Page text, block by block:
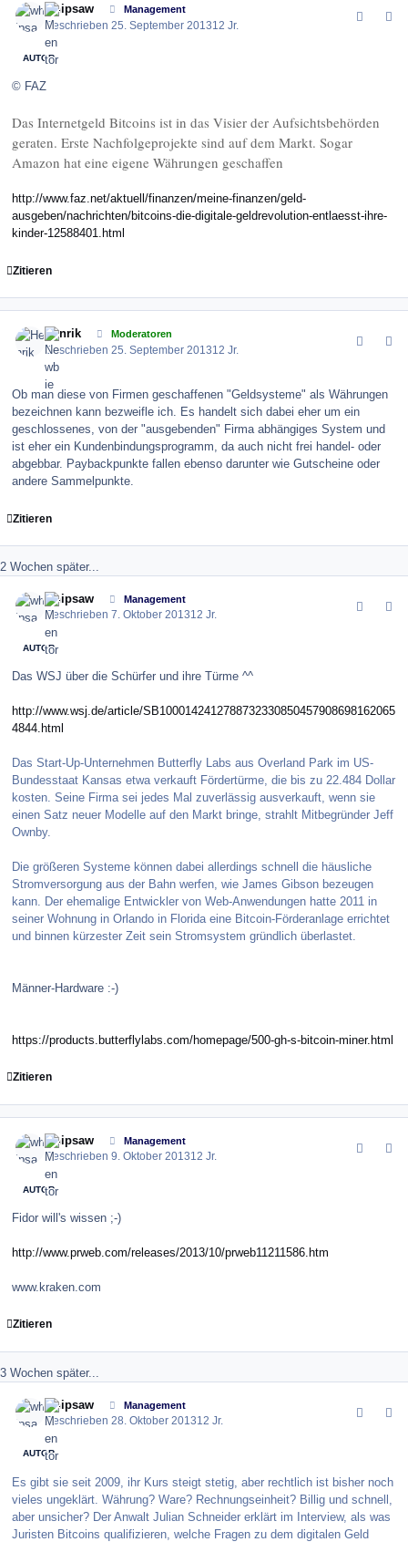
whipsaw Management
Geschrieben25. September 201312 Jr.
AUTOR
© FAZ
Das Internetgeld Bitcoins ist in das Visier der Aufsichtsbehörden
geraten. Erste Nachfolgeprojekte sind auf dem Markt. Sogar
Amazon hat eine eigene Währungen geschaffen
http://www.faz.net/aktuell/finanzen/meine-finanzen/geld-
ausgeben/nachrichten/bitcoins-die-digitale-geldrevolution-entlaesst-ihre-
kinder-12588401.html
Zitieren
Henrik Moderatoren
Geschrieben25. September 201312 Jr.
Ob man diese von Firmen geschaffenen "Geldsysteme" als Währungen
bezeichnen kann bezweifle ich. Es handelt sich dabei eher um ein
geschlossenes, von der "ausgebenden" Firma abhängiges System und
ist eher ein Kundenbindungsprogramm, da auch nicht frei handel- oder
abgebbar. Paybackpunkte fallen ebenso darunter wie Gutscheine oder
andere Sammelpunkte.
Zitieren
2 Wochen später...
whipsaw Management
Geschrieben7. Oktober 201312 Jr.
AUTOR
Das WSJ über die Schürfer und ihre Türme ^^
http://www.wsj.de/article/SB1000142412788732330850457908698162065
4844.html
Das Start-Up-Unternehmen Butterfly Labs aus Overland Park im US-
Bundesstaat Kansas etwa verkauft Fördertürme, die bis zu 22.484 Dollar
kosten. Seine Firma sei jedes Mal zuverlässig ausverkauft, wenn sie
einen Satz neuer Modelle auf den Markt bringe, strahlt Mitbegründer Jeff
Ownby.
Die größeren Systeme können dabei allerdings schnell die häusliche
Stromversorgung aus der Bahn werfen, wie James Gibson bezeugen
kann. Der ehemalige Entwickler von Web-Anwendungen hatte 2011 in
seiner Wohnung in Orlando in Florida eine Bitcoin-Förderanlage errichtet
und binnen kürzester Zeit sein Stromsystem gründlich überlastet.
Männer-Hardware :-)
https://products.butterflylabs.com/homepage/500-gh-s-bitcoin-miner.html
Zitieren
whipsaw Management
Geschrieben9. Oktober 201312 Jr.
AUTOR
Fidor will's wissen ;-)
http://www.prweb.com/releases/2013/10/prweb11211586.htm
www.kraken.com
Zitieren
3 Wochen später...
whipsaw Management
Geschrieben28. Oktober 201312 Jr.
AUTOR
Es gibt sie seit 2009, ihr Kurs steigt stetig, aber rechtlich ist bisher noch
vieles ungeklärt. Währung? Ware? Rechnungseinheit? Billig und schnell,
aber unsicher? Der Anwalt Julian Schneider erklärt im Interview, als was
Juristen Bitcoins qualifizieren, welche Fragen zu dem digitalen Geld